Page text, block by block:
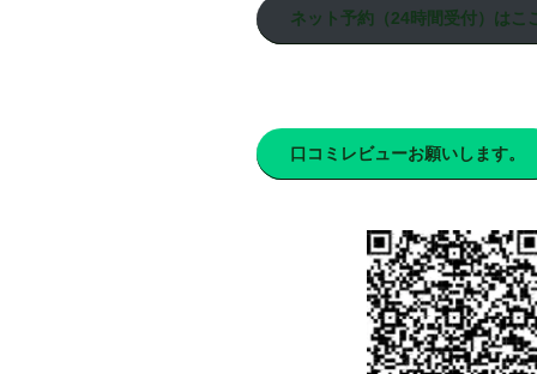
ネット予約（24時間受付）はこ
口コミレビューお願いします。